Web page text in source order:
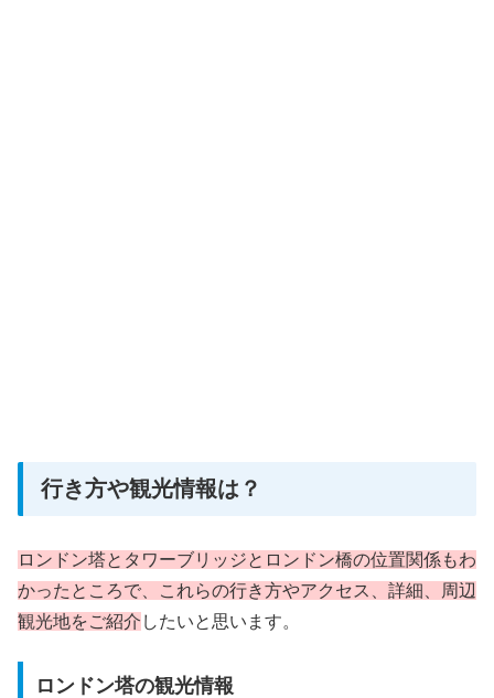
行き方や観光情報は？
ロンドン塔とタワーブリッジとロンドン橋の位置関係もわ
かったところで、これらの行き方やアクセス、詳細、周辺
観光地をご紹介 したいと思います。
ロンドン塔の観光情報